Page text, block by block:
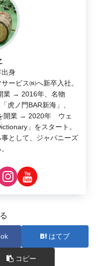
身
ービス㈱へ新卒入社。
業 → 2016年、名物
虎ノ門BAR新海」、
開業 → 2020年 ウェ
」をスタート。
として、ジャパニーズ
はてブ
コピー